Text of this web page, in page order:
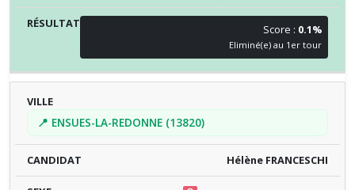
Score : 0.1%
Eliminé(e) au 1er tour
📍 ENSUES-LA-REDONNE (13820)
Hélène FRANCESCHI